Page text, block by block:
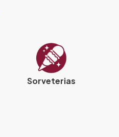
Sorveterias